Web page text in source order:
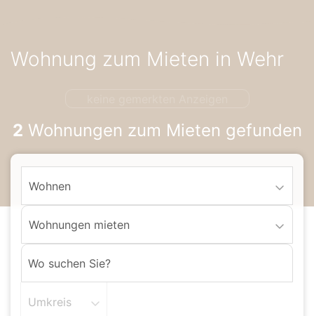
zur
Navigation
Wohnung zum Mieten in Wehr
2 Wohnungen zum Mieten gefunden
Wohnen
Wohnungen mieten
Umkreis